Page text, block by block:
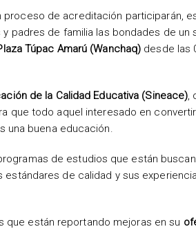
de acreditación participarán,
padres de familia las bondades de un
Túpac Amarú (Wanchaq) desde las
de la Calidad Educativa (Sineace),
que todo aquel interesado en
una buena educación.
de estudios que están
estándares de calidad y sus
que están reportando mejoras en su